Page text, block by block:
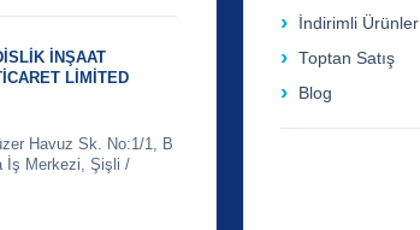
İNŞAAT
LİMİTED
Havuz Sk. No:1/1, B
İş Merkezi, Şişli /
İndirimli Ürünler
Toptan Satış
Blog